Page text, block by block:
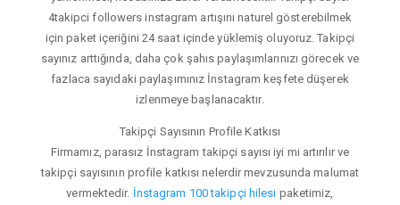
4takipci followers instagram artışını naturel gösterebilmek
için paket içeriğini 24 saat içinde yüklemiş oluyoruz. Takipçi
sayınız arttığında, daha çok şahıs paylaşımlarınızı görecek ve
fazlaca sayıdaki paylaşımınız İnstagram keşfete düşerek
izlenmeye başlanacaktır.
Takipçi Sayısının Profile Katkısı
Firmamız, parasız İnstagram takipçi sayısı iyi mi artırılır ve
takipçi sayısının profile katkısı nelerdir mevzusunda malumat
vermektedir. İnstagram 100 takipçi hilesi paketimiz,